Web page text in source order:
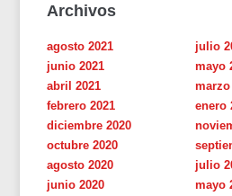
Archivos
agosto 2021
julio
junio 2021
mayo
abril 2021
marzo
febrero 2021
enero
diciembre 2020
octubre 2020
agosto 2020
julio
junio 2020
mayo